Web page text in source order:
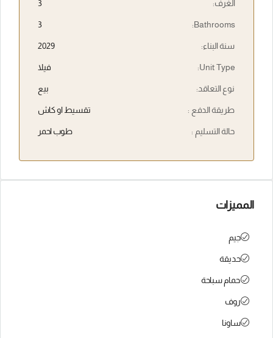
الغرف: 3
Bathrooms:
3
سنة البناء: 2029
Unit Type: فيلا
نوع التعاقد: بيع
طريقة الدفع : تقسيط او كاش
حالة التسليم : طوب احمر
المميزات
جيم
حديقة
حمام سباحة
روف
ساونا